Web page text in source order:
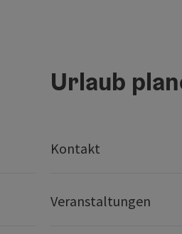
Urlaub
Kontakt
Veranstaltungen